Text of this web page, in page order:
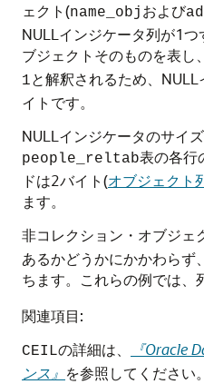
ェクト(name_obj および
NULLインジケータ列が1
ブジェクトそのものを表し
1と解釈されるため、
イトです。
NULLインジケータのサイ
people_reltab表の各行
ドは2バイト(オブジェクト
ます。
非コレクション・オブジェ
あるかどうかにかかわらず
ちます。これらの例では、
関連項目:
CEILの詳細は、
『Oracle
ンス』 を参照してください。